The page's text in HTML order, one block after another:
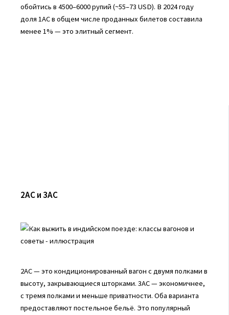
обойтись в 4500–6000 рупий (~55–73 USD). В 2024 году
доля 1AC в общем числе проданных билетов составила
менее 1% — это элитный сегмент.
2AC и 3AC
2AC — это кондиционированный вагон с двумя полками в
высоту, закрывающиеся шторками. 3AC — экономичнее,
с тремя полками и меньше приватности. Оба варианта
предоставляют постельное бельё. Это популярный